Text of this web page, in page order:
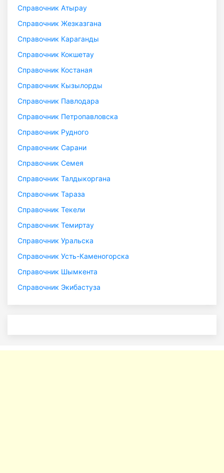
Справочник Атырау
Справочник Жезказгана
Справочник Караганды
Справочник Кокшетау
Справочник Костаная
Справочник Кызылорды
Справочник Павлодара
Справочник Петропавловска
Справочник Рудного
Справочник Сарани
Справочник Семея
Справочник Талдыкоргана
Справочник Тараза
Справочник Текели
Справочник Темиртау
Справочник Уральска
Справочник Усть-Каменогорска
Справочник Шымкента
Справочник Экибастуза